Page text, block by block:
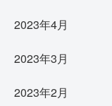
2023年4月
2023年3月
2023年2月